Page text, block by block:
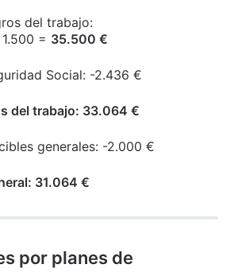
del trabajo:
= 35.500 €
Social: -2.436 €
del trabajo: 33.064 €
generales: -2.000 €
31.064 €
por planes de